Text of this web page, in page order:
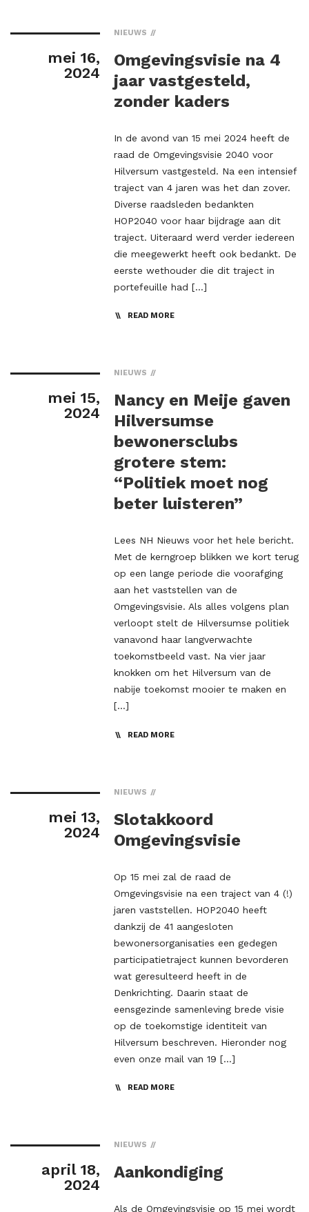
mei 16,
2024
NIEUWS
Omgevingsvisie na 4
jaar vastgesteld,
zonder kaders
In de avond van 15 mei 2024 heeft de
raad de Omgevingsvisie 2040 voor
Hilversum vastgesteld. Na een intensief
traject van 4 jaren was het dan zover.
Diverse raadsleden bedankten
HOP2040 voor haar bijdrage aan dit
traject. Uiteraard werd verder iedereen
die meegewerkt heeft ook bedankt. De
eerste wethouder die dit traject in
portefeuille had […]
READ MORE
mei 15,
2024
NIEUWS
Nancy en Meije gaven
Hilversumse
bewonersclubs
grotere stem:
“Politiek moet nog
beter luisteren”
Lees NH Nieuws voor het hele bericht.
Met de kerngroep blikken we kort terug
op een lange periode die voorafging
aan het vaststellen van de
Omgevingsvisie. Als alles volgens plan
verloopt stelt de Hilversumse politiek
vanavond haar langverwachte
toekomstbeeld vast. Na vier jaar
knokken om het Hilversum van de
nabije toekomst mooier te maken en
[…]
READ MORE
mei 13,
2024
NIEUWS
Slotakkoord
Omgevingsvisie
Op 15 mei zal de raad de
Omgevingsvisie na een traject van 4 (!)
jaren vaststellen. HOP2040 heeft
dankzij de 41 aangesloten
bewonersorganisaties een gedegen
participatietraject kunnen bevorderen
wat geresulteerd heeft in de
Denkrichting. Daarin staat de
eensgezinde samenleving brede visie
op de toekomstige identiteit van
Hilversum beschreven. Hieronder nog
even onze mail van 19 […]
READ MORE
april 18,
2024
NIEUWS
Aankondiging
Als de Omgevingsvisie op 15 mei wordt